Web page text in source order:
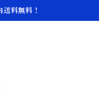
料無料！